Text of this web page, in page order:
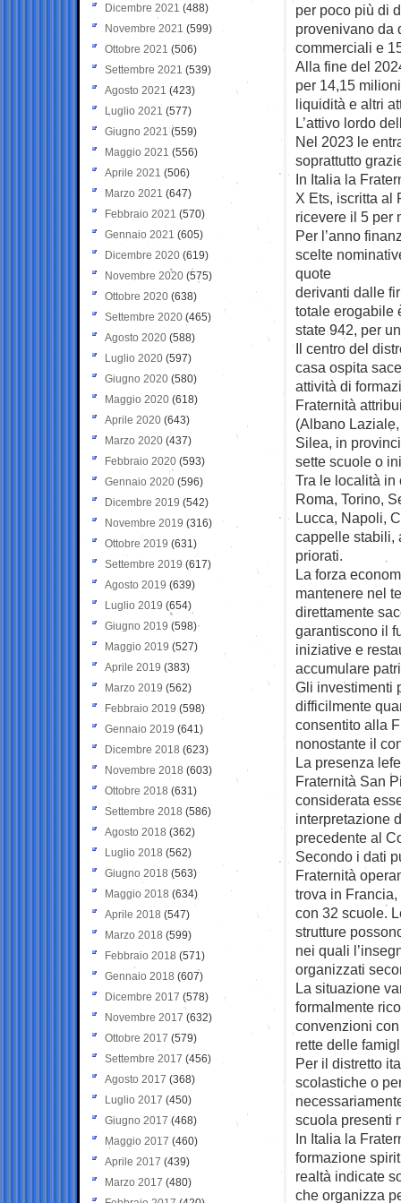
per poco più di
provenivano da
commerciali e
Alla fine del
per 14,15
liquidità e altri
L’attivo lordo
Nel 2023 le
soprattutto
In Italia la
X Ets, iscritta al
ricevere il 5 per
Per l’anno
scelte
quote
derivanti dalle
totale erogabile
state 942, per
Il centro del
casa ospita
attività di
Fraternità
(Albano
Silea, in
sette scuole o
Tra le località in
Roma, Torino,
Lucca, Napoli,
cappelle stabili,
priorati.
La forza
mantenere nel
direttamente
garantiscono il
iniziative e
accumulare
Gli investimenti
difficilmente
consentito alla
nonostante il
La presenza
Fraternità San
considerata
interpretazione
precedente al
Secondo i dati
Fraternità
trova in
con 32 scuole.
strutture
nei quali
organizzati
La situazione
formalmente
convenzioni
rette delle
Per il distretto
scolastiche o
scuola presenti
In Italia la
formazione
realtà indicate
che organizza
Dicembre 2021 (488)
Novembre 2021 (599)
Ottobre 2021 (506)
Settembre 2021 (539)
Agosto 2021 (423)
Luglio 2021 (577)
Giugno 2021(559)
Maggio 2021 (556)
Aprile 2021 (506)
Marzo 2021 (647)
Febbraio 2021 (570)
Gennaio 2021 (605)
Dicembre 2020 (619)
Novembre 2020 (575)
Ottobre 2020 (638)
Settembre 2020(465)
Agosto 2020 (588)
Luglio 2020 (597)
Giugno 2020 (580)
Maggio 2020 (618)
Aprile 2020 (643)
Marzo 2020 (437)
Febbraio 2020 (593)
Gennaio 2020 (596)
Dicembre 2019 (542)
Novembre 2019 (316)
Ottobre 2019 (631)
Settembre 2019 (617)
Agosto 2019 (639)
Luglio 2019 (654)
Giugno 2019 (598)
Maggio 2019 (527)
Aprile 2019 (383)
Marzo 2019 (562)
Febbraio 2019 (598)
Gennaio 2019 (641)
Dicembre 2018 (623)
Novembre 2018 (603)
Ottobre 2018 (631)
Settembre 2018 (586)
Agosto 2018 (362)
Luglio 2018 (562)
Giugno 2018 (563)
Maggio 2018 (634)
Aprile 2018 (547)
Marzo 2018 (599)
Febbraio 2018 (571)
Gennaio 2018 (607)
Dicembre 2017 (578)
Novembre 2017 (632)
Ottobre 2017 (579)
Settembre 2017 (456)
Agosto 2017 (368)
Luglio 2017 (450)
Giugno 2017 (468)
Maggio 2017 (460)
Aprile 2017 (439)
Marzo 2017 (480)